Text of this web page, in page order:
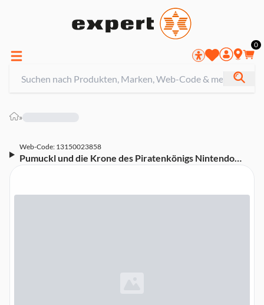
0
»
Web-Code: 13150023858
Pumuckl und die Krone des Piratenkönigs Nintendo